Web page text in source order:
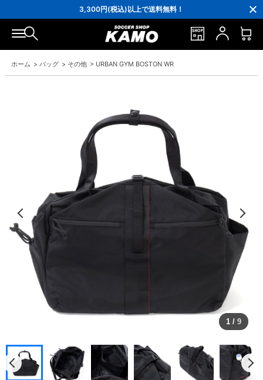
3,300円(税込)以上で送料無料！
ポイント還元率5％！プレミア会員は7％
会員の方にはお誕生月に「10％OFFクーポン」プレゼント！
16,000円(税込)以上でシューズケースプレゼント！
3,300円(税込)以上で送料無料！
ホーム > バッグ > その他 > URBAN GYM BOSTON WR
1 / 9